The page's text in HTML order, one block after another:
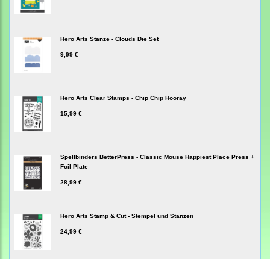
Hero Arts Stanze - Clouds Die Set
9,99 €
Hero Arts Clear Stamps - Chip Chip Hooray
15,99 €
Spellbinders BetterPress - Classic Mouse Happiest Place Press +
Foil Plate
28,99 €
Hero Arts Stamp & Cut - Stempel und Stanzen
24,99 €